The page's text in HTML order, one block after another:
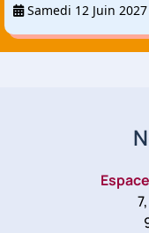
Samedi 12 Juin